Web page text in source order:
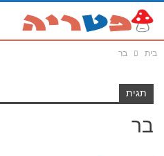
בית בר
תגית
בר